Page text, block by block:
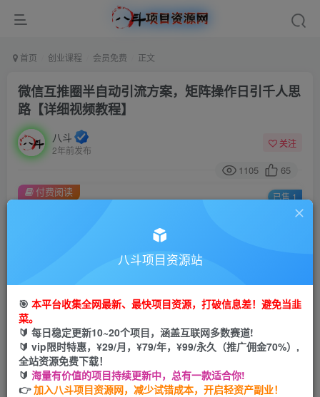
首页 创业课程 会员免费 正文
微信互推圈半自动引流方案，矩阵操作日引千人思
路【详细视频教程】
八斗
2年前发布
关注
1105 65
此内容为付费阅读，请付费后查看
金币9.9金币99
会员免费
您当前未登录！建议登陆后购买，可保存购买订单
付费阅读 已售 1
八斗项目资源站
🎯 本平台收集全网最新、最快项目资源，打破信息差！避免当韭
菜。
🔰 每日稳定更新10~20个项目，涵盖互联网多数赛道!
🔰 vip限时特惠，¥29/月，¥79/年，¥99/永久（推广佣金70%）,
全站资源免费下载！
🔰 海量有价值的项目持续更新中，总有一款适合你!
👉加入八斗项目资源网，减少试错成本，开启轻资产副业！